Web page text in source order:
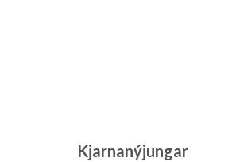
Kjarnanýjungar